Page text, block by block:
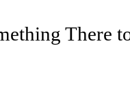
There